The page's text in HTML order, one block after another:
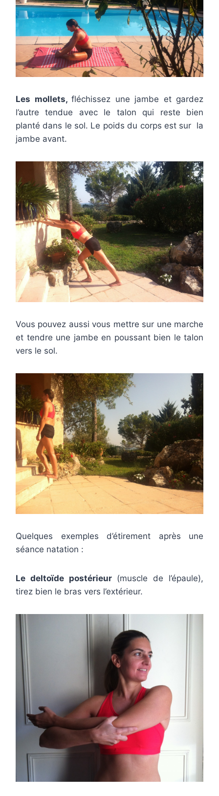
Les mollets, fléchissez une jambe et gardez
l’autre tendue avec le talon qui reste bien
planté dans le sol. Le poids du corps est sur la
jambe avant.
Vous pouvez aussi vous mettre sur une marche
et tendre une jambe en poussant bien le talon
vers le sol.
Quelques exemples d’étirement après une
séance natation :
Le deltoïde postérieur(muscle de l’épaule),
tirez bien le bras vers l’extérieur.